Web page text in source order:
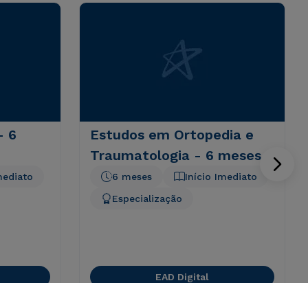
6
Estudos em Ortopedia e
Traumatologia - 6 meses
Início Imediato
6 meses
Especialização
EAD Digital